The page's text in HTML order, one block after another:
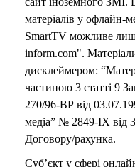
матеріалів у офлайн-
SmartTV можливе
inform.com".
дисклеймером:
частиною 3 статті 9
270/96-ВР від
медіа” № 2849-IX від
Договору/рахунка.
Суб’єкт у сфері